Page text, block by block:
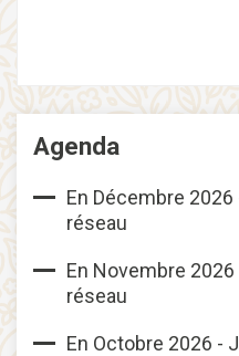
Agenda
En Décembre
réseau
En Novembre
réseau
En Octobre 2026 -